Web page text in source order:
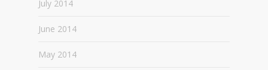
July 2014
June 2014
May 2014